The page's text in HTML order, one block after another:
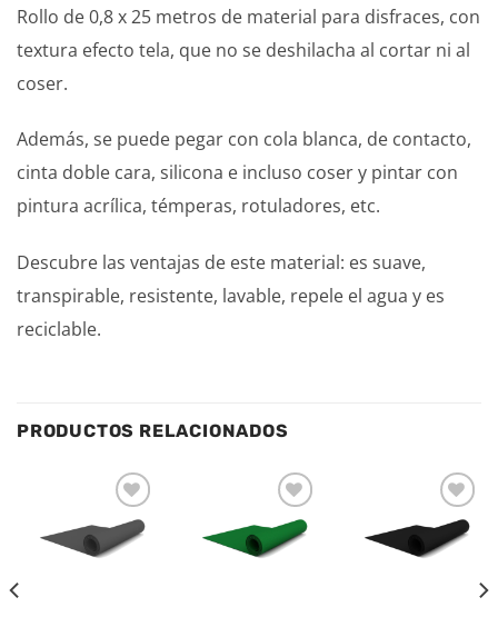
Rollo de 0,8 x 25 metros de material para disfraces, con
textura efecto tela, que no se deshilacha al cortar ni al
coser.
Además, se puede pegar con cola blanca, de contacto,
cinta doble cara, silicona e incluso coser y pintar con
pintura acrílica, témperas, rotuladores, etc.
Descubre las ventajas de este material: es suave,
transpirable, resistente, lavable, repele el agua y es
reciclable.
PRODUCTOS RELACIONADOS
Añadir
a la
lista de
Añadir
a la
lista de
Añadir
a la
lista de